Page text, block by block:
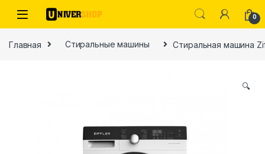
Skip to navigation
Skip to content
0
Главная Стиральные машины Стиральная машина
🔍